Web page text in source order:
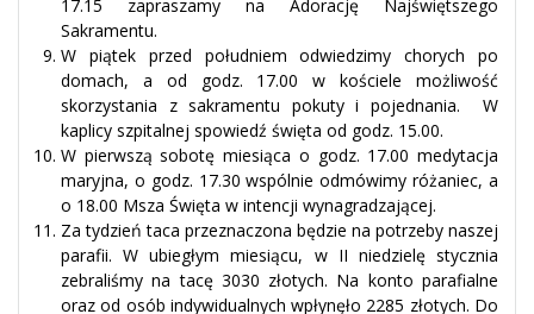
17.15 zapraszamy na Adorację Najświętszego
Sakramentu.
W piątek przed południem odwiedzimy chorych po
domach, a od godz. 17.00 w kościele możliwość
skorzystania z sakramentu pokuty i pojednania. W
kaplicy szpitalnej spowiedź święta od godz. 15.00.
W pierwszą sobotę miesiąca o godz. 17.00 medytacja
maryjna, o godz. 17.30 wspólnie odmówimy różaniec, a
o 18.00 Msza Święta w intencji wynagradzającej.
Za tydzień taca przeznaczona będzie na potrzeby naszej
parafii. W ubiegłym miesiącu, w II niedzielę stycznia
zebraliśmy na tacę 3030 złotych. Na konto parafialne
oraz od osób indywidualnych wpłynęło 2285 złotych. Do